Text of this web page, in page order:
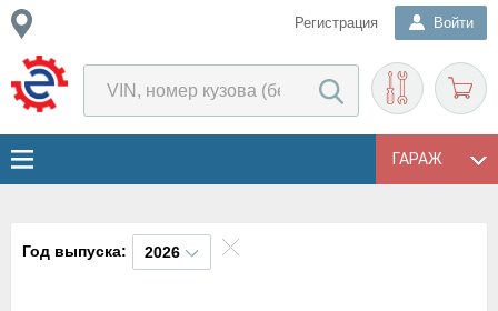
Регистрация Войти
ГАРАЖ
Год выпуска: 2026